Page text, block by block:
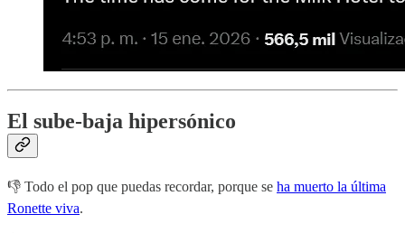
El sube-baja hipersónico
👎 Todo el pop que puedas recordar, porque se ha muerto la última
Ronette viva.